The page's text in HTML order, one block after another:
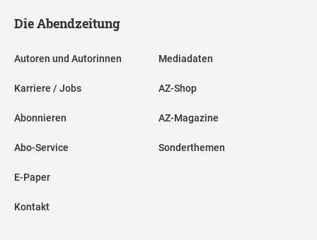
Die Abendzeitung
Autoren und Autorinnen
Karriere / Jobs
Abonnieren
Abo-Service
E-Paper
Kontakt
Mediadaten
AZ-Shop
AZ-Magazine
Sonderthemen